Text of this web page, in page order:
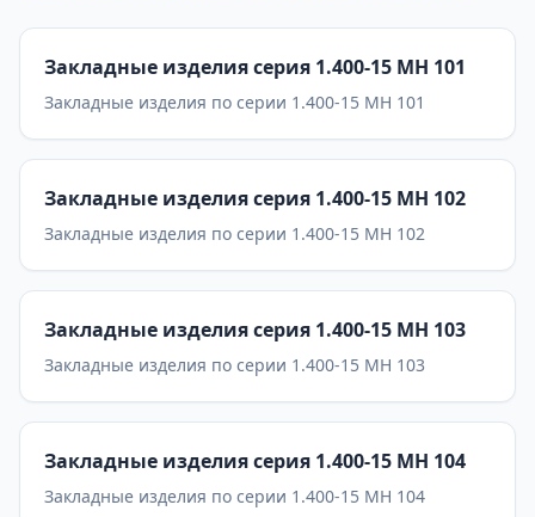
Закладные изделия серия 1.400-15 МН 101
Закладные изделия по серии 1.400-15 МН 101
Закладные изделия серия 1.400-15 МН 102
Закладные изделия по серии 1.400-15 МН 102
Закладные изделия серия 1.400-15 МН 103
Закладные изделия по серии 1.400-15 МН 103
Закладные изделия серия 1.400-15 МН 104
Закладные изделия по серии 1.400-15 МН 104